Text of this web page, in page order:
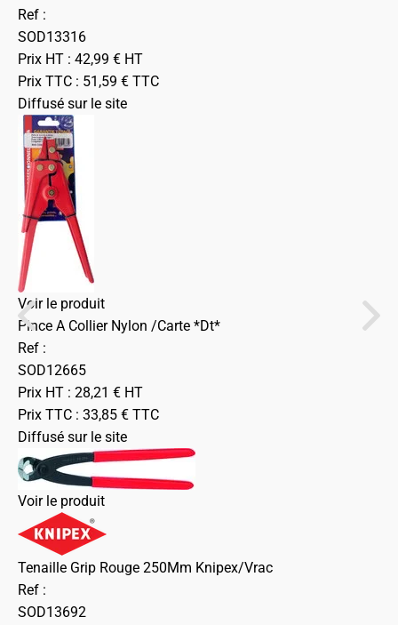
Ref :
SOD13316
Prix HT : 42,99 € HT
Prix TTC : 51,59 € TTC
Diffusé sur le site
Voir le produit
Pince A Collier Nylon /Carte *Dt*
Ref :
SOD12665
Prix HT : 28,21 € HT
Prix TTC : 33,85 € TTC
Diffusé sur le site
Voir le produit
Tenaille Grip Rouge 250Mm Knipex/Vrac
Ref :
SOD13692